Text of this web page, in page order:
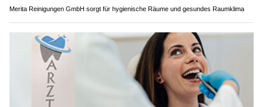
Merita Reinigungen GmbH sorgt für hygienische Räume und gesundes Raumklima